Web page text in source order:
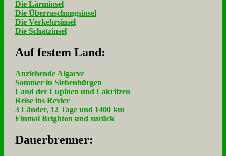
Die Lärminsel
Die Überraschungsinsel
Die Verkehrsinsel
Die Schatzinsel
Auf fe­stem Land:
Anziehende Algarve
Sommer in Siebenbürgen
Land der Lupinen und Lakritzen
Reise ins Revier
3 Länder, 12 Tage und 1400 km
Einmal Brighton und zurück
Dau­er­bren­ner: